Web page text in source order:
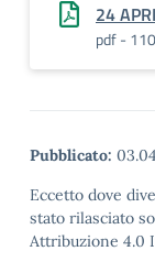
24
pdf -
Pubblicato:
Eccetto dove
stato rilasciato
Attribuzione 4.0